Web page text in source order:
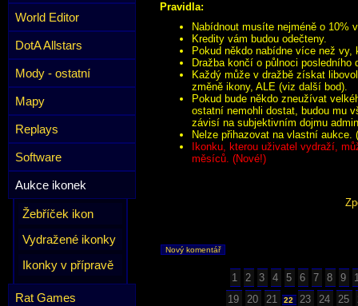
World Editor
DotA Allstars
Mody - ostatní
Mapy
Replays
Software
Aukce ikonek
Žebříček ikon
Vydražené ikonky
Ikonky v přípravě
Rat Games
Pravidla:
Nabídnout musíte nejméně o
Kredity vám budou odečteny.
Pokud někdo nabídne více než
Dražba končí o půlnoci posledního
Každý může v dražbě získat
změně ikony, ALE (viz další bod).
Pokud bude někdo zneužívat
ostatní nemohli dostat, budou mu
závisí na subjektivním dojmu
Nelze přihazovat na vlastní aukce.
Ikonku, kterou uživatel vydraží,
měsíců. (Nové!)
Nový komentář
1 2 3 4 5 6 7 8 9
19
20 21 22 23 24 25